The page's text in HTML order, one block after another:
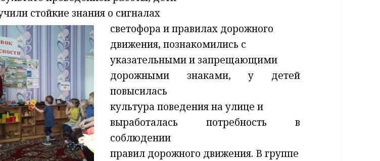
стойкие знания о сигналах
светофора и правилах дорожного
движения, познакомились с
указательными и запрещающими
дорожными знаками, у детей
повысилась
культура поведения на улице и
выработалась потребность в
соблюдении
правил дорожного движения. В группе